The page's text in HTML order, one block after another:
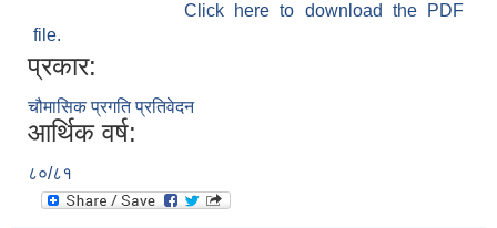
Click here to download the PDF
file.
प्रकार:
चौमासिक प्रगति प्रतिवेदन
आर्थिक वर्ष:
८०/८१